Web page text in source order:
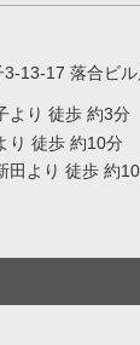
13-17 落合ビ
より 徒歩 約3分
り 徒歩 約10分
田より 徒歩 約